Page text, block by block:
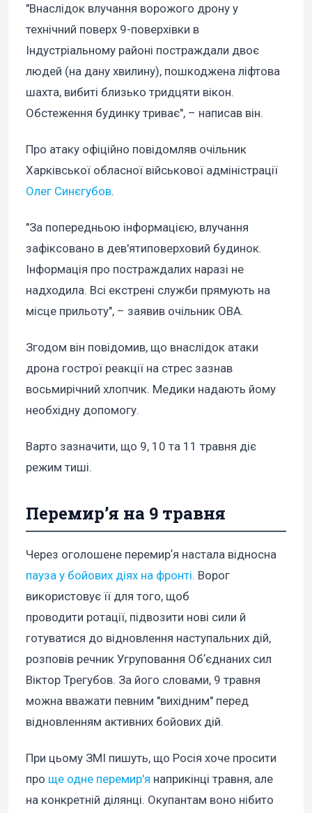
"Внаслідок влучання ворожого дрону у
технічний поверх 9-поверхівки в
Індустріальному районі постраждали двоє
людей (на дану хвилину), пошкоджена ліфтова
шахта, вибиті близько тридцяти вікон.
Обстеження будинку триває", – написав він.
Про атаку офіційно повідомляв очільник
Харківської обласної військової адміністрації
Олег Синєгубов.
"За попередньою інформацією, влучання
зафіксовано в дев'ятиповерховий будинок.
Інформація про постраждалих наразі не
надходила. Всі екстрені служби прямують на
місце прильоту", – заявив очільник ОВА.
Згодом він повідомив, що внаслідок атаки
дрона гострої реакції на стрес зазнав
восьмирічний хлопчик. Медики надають йому
необхідну допомогу.
Варто зазначити, що 9, 10 та 11 травня діє
режим тиші.
Перемирʼя на 9 травня
Через оголошене перемирʼя настала відносна
пауза у бойових діях на фронті. Ворог
використовує її для того, щоб
проводити ротації, підвозити нові сили й
готуватися до відновлення наступальних дій,
розповів речник Угруповання Обʼєднаних сил
Віктор Трегубов. За його словами, 9 травня
можна вважати певним "вихідним" перед
відновленням активних бойових дій.
При цьому ЗМІ пишуть, що Росія хоче просити
про ще одне перемир'я наприкінці травня, але
на конкретній ділянці. Окупантам воно нібито